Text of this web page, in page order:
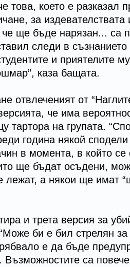
това, което е разказал
за издевателствата
че ще бъде нарязан... са
следи в
и приятелите
каза бащата.
отвлеченият от
че има
тартора на групата.
година някой
в момента, в който се
ще бъдат осъдени,
лежат, а някои ще имат
и трета версия за
би е бил стрелян
е да бъде
Възможностите са